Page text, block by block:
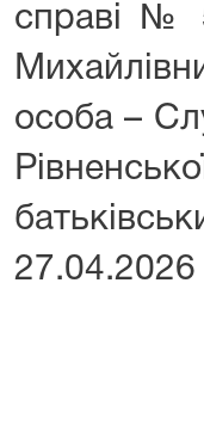
справі №
особа –
27.04.2026